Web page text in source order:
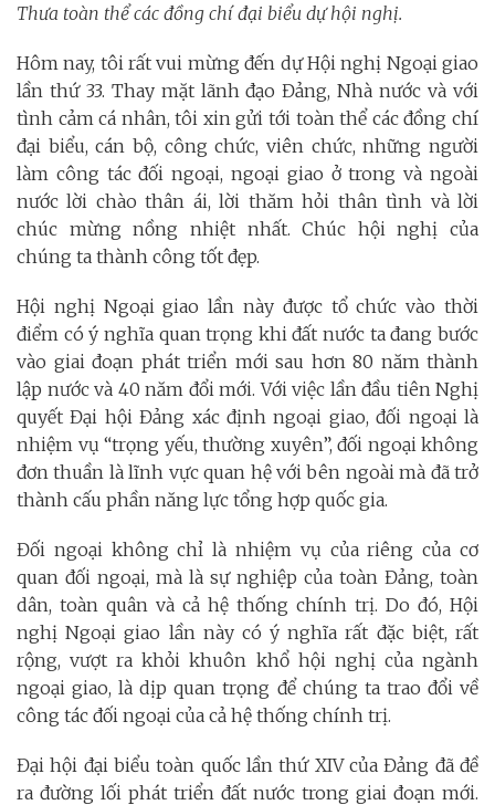
Thưa toàn thể các đồng chí đại biểu dự hội nghị.
Hôm nay, tôi rất vui mừng đến dự Hội nghị Ngoại giao
lần thứ 33. Thay mặt lãnh đạo Đảng, Nhà nước và với
tình cảm cá nhân, tôi xin gửi tới toàn thể các đồng chí
đại biểu, cán bộ, công chức, viên chức, những người
làm công tác đối ngoại, ngoại giao ở trong và ngoài
nước lời chào thân ái, lời thăm hỏi thân tình và lời
chúc mừng nồng nhiệt nhất. Chúc hội nghị của
chúng ta thành công tốt đẹp.
Hội nghị Ngoại giao lần này được tổ chức vào thời
điểm có ý nghĩa quan trọng khi đất nước ta đang bước
vào giai đoạn phát triển mới sau hơn 80 năm thành
lập nước và 40 năm đổi mới. Với việc lần đầu tiên Nghị
quyết Đại hội Đảng xác định ngoại giao, đối ngoại là
nhiệm vụ “trọng yếu, thường xuyên”, đối ngoại không
đơn thuần là lĩnh vực quan hệ với bên ngoài mà đã trở
thành cấu phần năng lực tổng hợp quốc gia.
Đối ngoại không chỉ là nhiệm vụ của riêng của cơ
quan đối ngoại, mà là sự nghiệp của toàn Đảng, toàn
dân, toàn quân và cả hệ thống chính trị. Do đó, Hội
nghị Ngoại giao lần này có ý nghĩa rất đặc biệt, rất
rộng, vượt ra khỏi khuôn khổ hội nghị của ngành
ngoại giao, là dịp quan trọng để chúng ta trao đổi về
công tác đối ngoại của cả hệ thống chính trị.
Đại hội đại biểu toàn quốc lần thứ XIV của Đảng đã đề
ra đường lối phát triển đất nước trong giai đoạn mới.